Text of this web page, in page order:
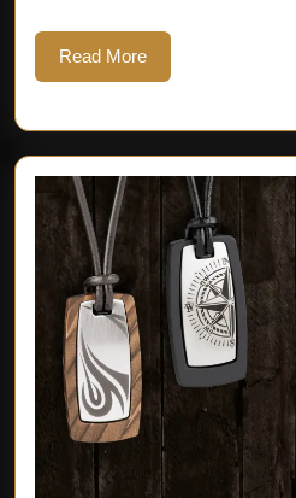
Read MoreRead
More